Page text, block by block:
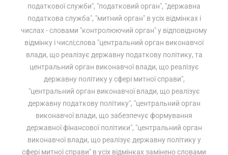
податкової служби", "податковий орган", "державна
податкова служба", "митний орган" в усіх відмінках і
числах - словами "контролюючий орган" у відповідному
відмінку і числі;слова "центральний орган виконавчої
влади, що реалізує державну податкову політику, та
центральний орган виконавчої влади, що реалізує
державну політику у сфері митної справи",
"центральний орган виконавчої влади, що реалізує
державну податкову політику", "центральний орган
виконавчої влади, що забезпечує формування
державної фінансової політики", "центральний орган
виконавчої влади, що реалізує державну політику у
сфері митної справи" в усіх відмінках замінено словами